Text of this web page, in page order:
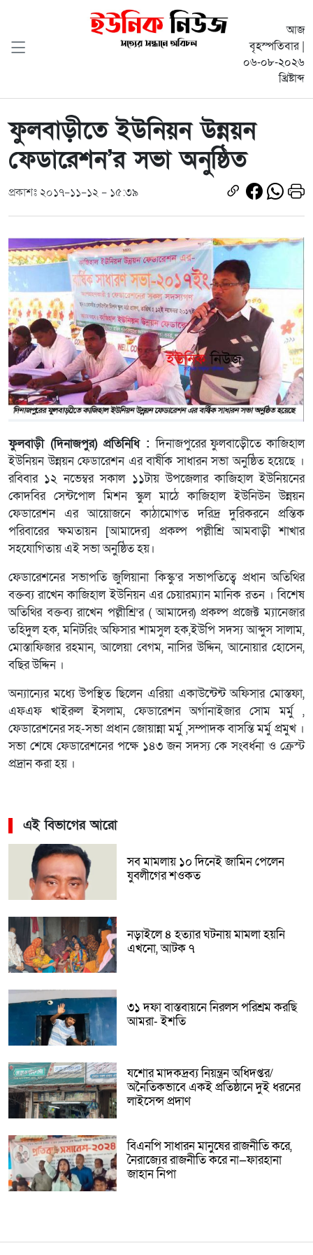
আজ
বৃহস্পতিবার |
০৬-০৮-২০২৬
খ্রিষ্টাব্দ
ফুলবাড়ীতে ইউনিয়ন উন্নয়ন
ফেডারেশন’র সভা অনুষ্ঠিত
প্রকাশঃ ২০১৭-১১-১২ - ১৫:৩৯
ফুলবাড়ী (দিনাজপুর) প্রতিনিধি :দিনাজপুরের ফুলবাড়ীেতে কাজিহাল
ইউনিয়ন উন্নয়ন ফেডারেশন এর বার্ষীক সাধারন সভা অনুষ্ঠিত হয়েছে ।
রবিবার ১২ নভেম্বর সকাল ১১টায় উপজেলার কাজিহাল ইউনিয়নের
কোদবির সেন্টপোল মিশন স্কুল মাঠে কাজিহাল ইউনিউন উন্নয়ন
ফেডারেশন এর আয়োজনে কাঠামোগত দরিদ্র দুরিকরনে প্রন্তিক
পরিবারের ক্ষমতায়ন [আমাদের] প্রকল্প পল্লীশ্রি আমবাড়ী শাখার
সহযোগিতায় এই সভা অনুষ্ঠিত হয়।
ফেডারেশনের সভাপতি জুলিয়ানা কিস্কু’র সভাপতিত্বে প্রধান অতিথির
বক্তব্য রাখেন কাজিহাল ইউনিয়ন এর চেয়ারম্যান মানিক রতন । বিশেষ
অতিথির বক্তব্য রাখেন পল্লীশ্রি’র ( আমাদের) প্রকল্প প্রজেক্ট ম্যানেজার
তহিদুল হক, মনিটরিং অফিসার শামসুল হক,ইউপি সদস্য আব্দুস সালাম,
মোস্তাফিজার রহমান, আলেয়া বেগম, নাসির উদ্দিন, আনোয়ার হোসেন,
বছির উদ্দিন ।
অন্যান্যের মধ্যে উপস্থিত ছিলেন এরিয়া একাউন্টেন্ট অফিসার মোস্তফা,
এফএফ খাইরুল ইসলাম, ফেডারেশন অর্গানাইজার সোম মর্মু ,
ফেডারেশনের সহ-সভা প্রধান জোয়ান্না মর্মু ,সম্পাদক বাসন্তি মর্মু প্রমুখ ।
সভা শেষে ফেডারেশনের পক্ষে ১৪৩ জন সদস্য কে সংবর্ধনা ও ক্রেস্ট
প্রদ্রান করা হয় ।
এই বিভাগের আরো
সব মামলায় ১০ দিনেই জামিন পেলেন
যুবলীগের শওকত
নড়াইলে ৪ হত্যার ঘটনায় মামলা হয়নি
এখনো, আটক ৭
৩১ দফা বাস্তবায়নে নিরলস পরিশ্রম করছি
আমরা- ইশতি
যশোর মাদকদ্রব্য নিয়ন্ত্রন অধিদপ্তর/
অনৈতিকভাবে একই প্রতিষ্ঠানে দুই ধরনের
লাইসেন্স প্রদাণ
বিএনপি সাধারন মানুষের রাজনীতি করে,
নৈরাজ্যের রাজনীতি করে না—ফারহানা
জাহান নিপা